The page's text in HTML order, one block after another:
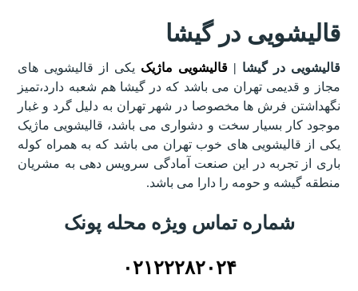
قالیشویی در گیشا
قالیشویی در گیشا | قالیشویی ماژیک یکی از قالیشویی های
مجاز و قدیمی تهران می باشد که در گیشا هم شعبه دارد،تمیز
نگهداشتن فرش ها مخصوصا در شهر تهران به دلیل گرد و غبار
موجود کار بسیار سخت و دشواری می باشد، قالیشویی ماژیک
یکی از قالیشویی های خوب تهران می باشد که به همراه کوله
باری از تجربه در این صنعت آمادگی سرویس دهی به مشریان
منطقه گیشه و حومه را دارا می باشد.
شماره تماس ویژه محله پونک
۰۲۱۲۲۲۸۲۰۲۴